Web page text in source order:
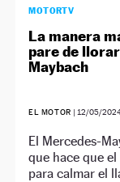
MOTORTV
La manera
pare de
Maybach
EL MOTOR | 12/05/
El Mercedes-
que hace que
para calmar el